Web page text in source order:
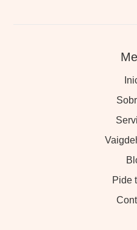
Pide